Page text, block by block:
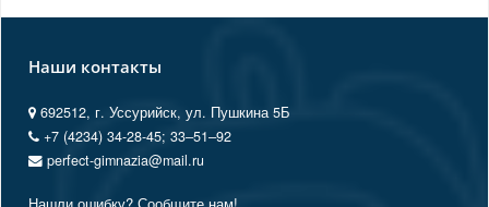
Наши контакты
692512, г. Уссурийск, ул. Пушкина 5Б
+7 (4234) 34-28-45; 33‒51‒92
perfect-gimnazia@mail.ru
Нашли ошибку? Сообщите нам!